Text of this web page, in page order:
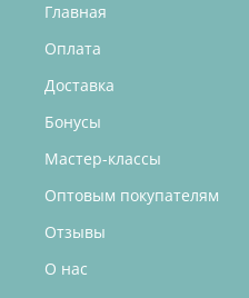
Главная
Оплата
Доставка
Бонусы
Мастер-классы
Оптовым покупателям
Отзывы
О нас